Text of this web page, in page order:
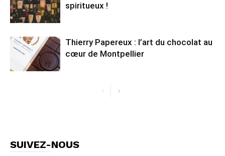
spiritueux !
Thierry Papereux : l’art du chocolat au
cœur de Montpellier
SUIVEZ-NOUS